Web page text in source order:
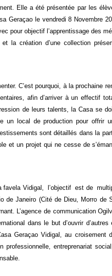
Elle a été présentée par les
Geraçao le vendredi 8 Novembre
pour objectif l’apprentissage des
la création d’une collection
C’est pourquoi, à la prochaine
afin d’arriver à un effectif
de leurs talents, la Casa se
un local de production pour offrir
sont détaillés dans la
et un projet qui ne cesse de
favela Vidigal, l’objectif est de
de Janeiro (Cité de Dieu, Morro de
L’agence de communication
dans le but d’ouvrir
Geraçao Vidigal, au croisement
professionnelle, entreprenariat